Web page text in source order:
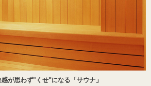
が思わず"くせ"になる「サウナ」